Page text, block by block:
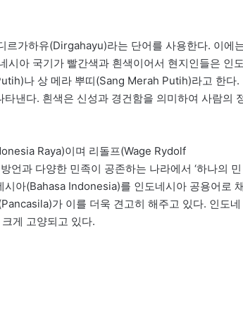
르가하유(Dirgahayu)라는 단어를 사용한다. 이에
시아 국기가 빨간색과 흰색이어서 현지인들은 인도
나 상 메라 뿌띠(Sang Merah Putih)라고 한다.
낸다. 흰색은 신성과 경건함을 의미하여 사람의
Raya)이며 리돌프(Wage Rydolf
과 다양한 민족이 공존하는 나라에서 ‘하나의 민
시아(Bahasa Indonesia)를 인도네시아 공용어로 채
가 이를 더욱 견고히 해주고 있다. 인도네
게 고양되고 있다.